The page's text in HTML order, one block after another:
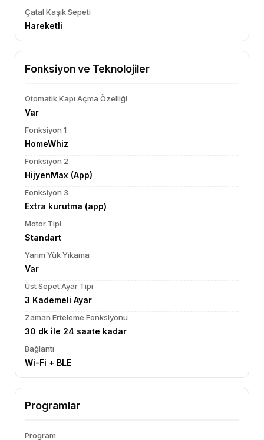
Çatal Kaşık Sepeti
Hareketli
Fonksiyon ve Teknolojiler
Otomatik Kapı Açma Özelliği
Var
Fonksiyon 1
HomeWhiz
Fonksiyon 2
HijyenMax (App)
Fonksiyon 3
Extra kurutma (app)
Motor Tipi
Standart
Yarım Yük Yıkama
Var
Üst Sepet Ayar Tipi
3 Kademeli Ayar
Zaman Erteleme Fonksiyonu
30 dk ile 24 saate kadar
Bağlantı
Wi-Fi + BLE
Programlar
Program